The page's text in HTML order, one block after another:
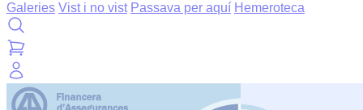
Galeries Vist i no vist Passava per aquí Hemeroteca